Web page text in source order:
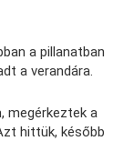
a pillanatban
a verandára.
megérkeztek a
hittük, később